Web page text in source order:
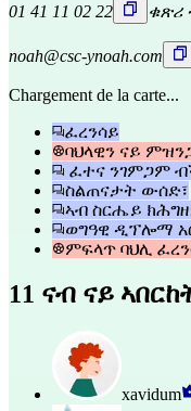
01 41 11 02 22 ቁጽሪ
noah@csc-ynoah.com
Chargement de la carte...
ፈረንሳይ
ባህላዊን ናይ
ፈተና ንገምጋም
ስልጠናታት ውሰድ፣
ኣብ ስርሔይ
ወግዓዊ ዲፕሎማ
ምፍላጥ ባህሊ
11 ናብ ናይ
xavidum